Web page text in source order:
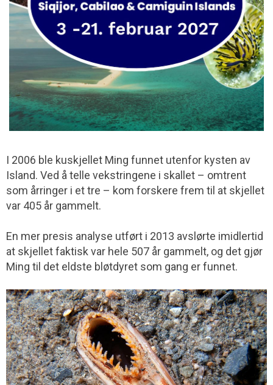
I 2006 ble kuskjellet Ming funnet utenfor kysten av
Island. Ved å telle vekst­ringene i skallet – omtrent
som årringer i et tre – kom forskere frem til at skjellet
var 405 år gammelt.
En mer presis analyse utført i 2013 avslørte imidlertid
at skjellet faktisk var hele 507 år gammelt, og det gjør
Ming til det eldste bløtdyret som gang er funnet.